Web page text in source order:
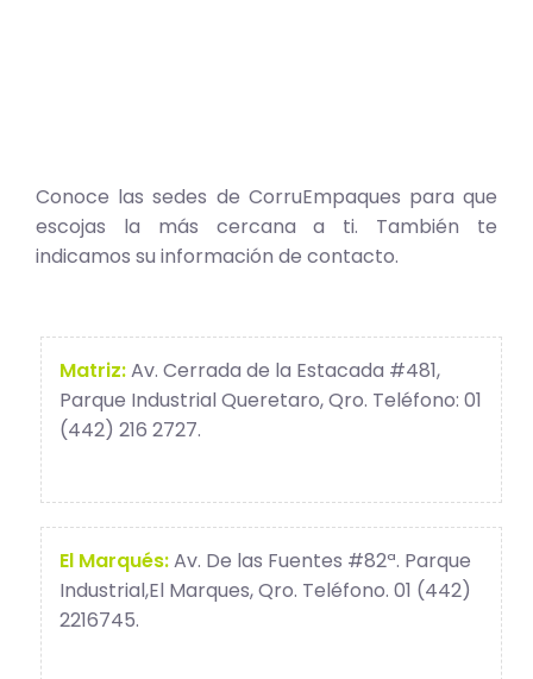
Conoce las sedes de CorruEmpaques para que
escojas la más cercana a ti. También te
indicamos su información de contacto.
Matriz:Av. Cerrada de la Estacada #481,
Parque Industrial Queretaro, Qro. Teléfono: 01
(442) 216 2727.
El Marqués:Av. De las Fuentes #82ª. Parque
Industrial,El Marques, Qro. Teléfono. 01 (442)
2216745.